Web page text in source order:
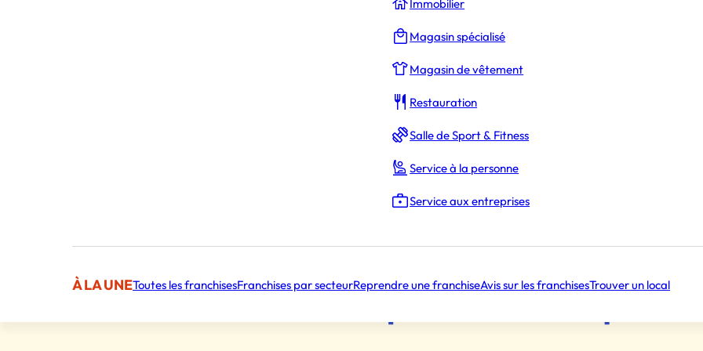
Immobilier
Magasin spécialisé
Magasin de vêtement
Restauration
Salle de Sport & Fitness
Service à la personne
Service aux entreprises
À LA UNEToutes les franchisesFranchises par secteurReprendre une franchiseAvis sur les franchisesTrouver un local
GOWOK
Street food asiatique premium
25 000 €Apport personnel